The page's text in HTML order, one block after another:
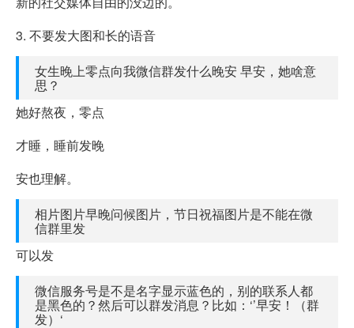
3. 不要发大图和长的语音
女生晚上零点向我微信群发什么晚安 早安，她啥意
思？
她好熬夜，零点
才睡，睡前发晚
安也理解。
相片图片早晚问候图片，节日祝福图片是不能在微
信群里发
可以发
微信服务号是不是名字显示蓝色的，别的联系人都
是黑色的？然后可以群发消息？比如：‘’早安！（群
发）‘